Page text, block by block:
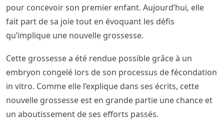
pour concevoir son premier enfant. Aujourd’hui, elle
fait part de sa joie tout en évoquant les défis
qu’implique une nouvelle grossesse.
Cette grossesse a été rendue possible grâce à un
embryon congelé lors de son processus de fécondation
in vitro. Comme elle l’explique dans ses écrits, cette
nouvelle grossesse est en grande partie une chance et
un aboutissement de ses efforts passés.